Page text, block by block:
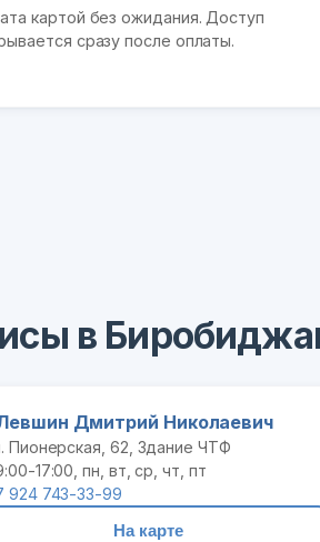
картой без ожидания. Доступ
сразу после оплаты.
в
Дмитрий Николаевич
Пионерская, 62, Здание ЧТФ
17:00, пн, вт, ср, чт, пт
924 743-33-99
На карте